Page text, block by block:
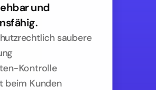
und
saubere
Kontrolle
beim Kunden